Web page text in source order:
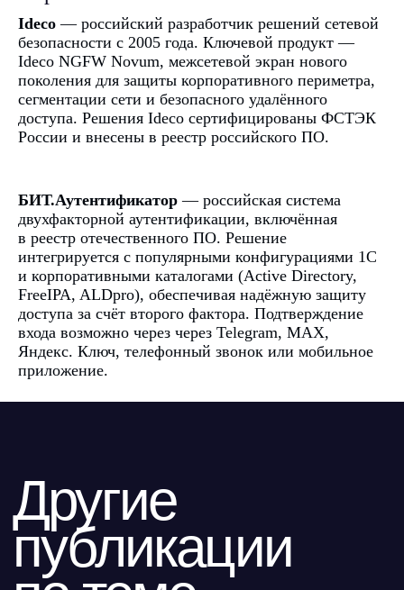
Ideco — российский разработчик решений сетевой
безопасности с 2005 года. Ключевой продукт —
Ideco NGFW Novum, межсетевой экран нового
поколения для защиты корпоративного периметра,
сегментации сети и безопасного удалённого
доступа. Решения Ideco сертифицированы ФСТЭК
России и внесены в реестр российского ПО.
БИТ.Аутентификатор — российская система
двухфакторной аутентификации, включённая
в реестр отечественного ПО. Решение
интегрируется с популярными конфигурациями 1С
и корпоративными каталогами (Active Directory,
FreeIPA, ALDpro), обеспечивая надёжную защиту
доступа за счёт второго фактора. Подтверждение
входа возможно через через Telegram, MAX,
Яндекс. Ключ, телефонный звонок или мобильное
приложение.
+7 (800) 555-33-40
620 066, Россия, г. Екатеринбург,
ул. Кулибина, 2
ИНН 6670208848
ООО «Айдеко»